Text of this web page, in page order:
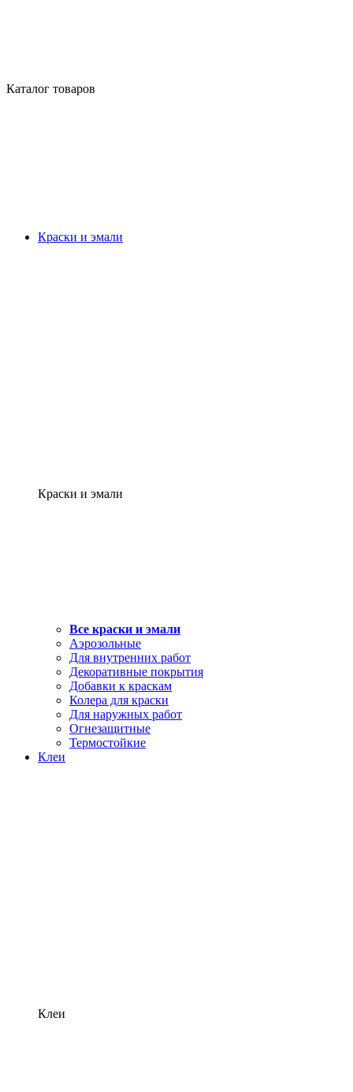
Каталог товаров
Краски и эмали
Краски и эмали
Все краски и эмали
Аэрозольные
Для внутренних работ
Декоративные покрытия
Добавки к краскам
Колера для краски
Для наружных работ
Огнезащитные
Термостойкие
Клеи
Клеи